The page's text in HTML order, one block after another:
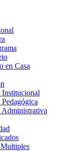
en Casa
Institucional
Administrativa